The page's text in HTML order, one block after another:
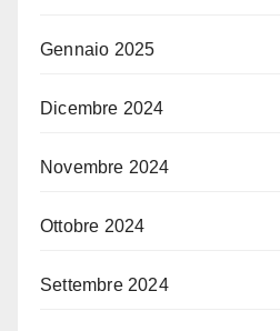
Gennaio 2025
Dicembre 2024
Novembre 2024
Ottobre 2024
Settembre 2024